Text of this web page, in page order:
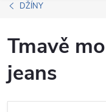
DŽÍNY
Tmavě
jeans